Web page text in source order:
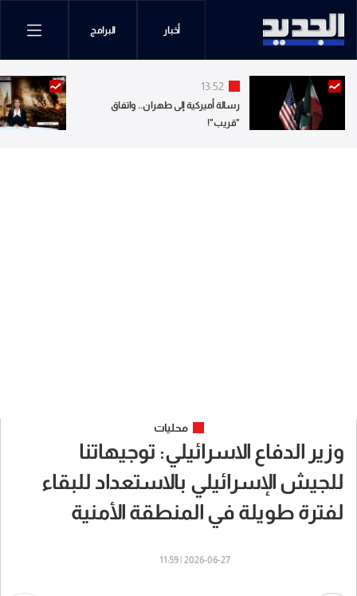
أخبار البرامج
13:52
رسالة أميركية إلى طهران.. واتفاق
"قريب"!
محليات
وزير الدفاع الاسرائيلي: توجيهاتنا
للجيش الإسرائيلي بالاستعداد للبقاء
لفترة طويلة في المنطقة الأمنية
2026-06-27 | 11:59